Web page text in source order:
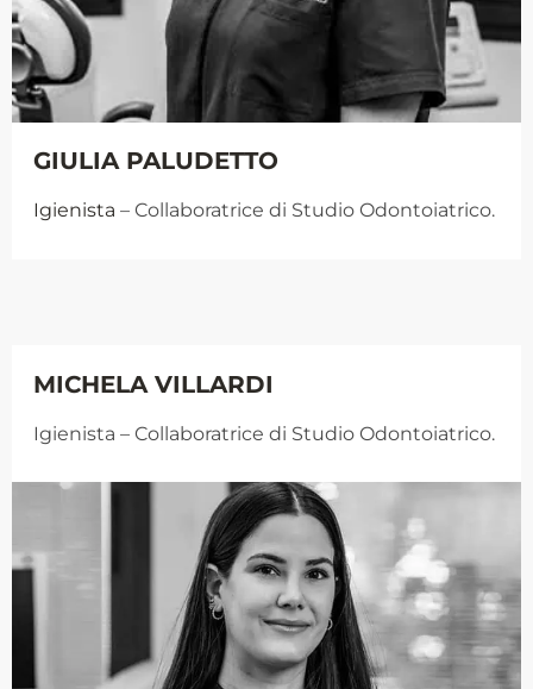
GIULIA PALUDETTO
Igienista – Collaboratrice di Studio Odontoiatrico.
MICHELA VILLARDI
Igienista– Collaboratrice di Studio Odontoiatrico.